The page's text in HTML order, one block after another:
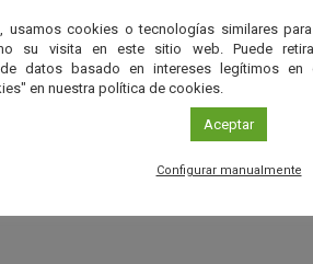
(http://www.stellarium.org/)
usamos cookies o tecnologías similares
su visita en este sitio web. Puede
datos basado en intereses legítimos en
en nuestra política de cookies.
Aceptar
Configurar manualmente